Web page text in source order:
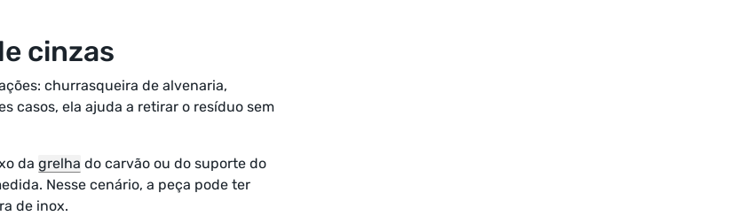
cinzas
churrasqueira de alvenaria,
casos, ela ajuda a retirar o resíduo sem
da grelha do carvão ou do suporte do
Nesse cenário, a peça pode ter
de inox.